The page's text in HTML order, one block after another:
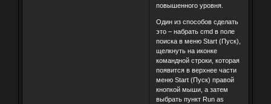
повышенного уровня.
Один из способов сделать
это – набрать cmd в поле
поиска в меню Start (Пуск),
щелкнуть на иконке
командной строки, которая
появится в верхнее части
меню Start (Пуск) правой
кнопкой мыши, а затем
выбрать пункт Run as